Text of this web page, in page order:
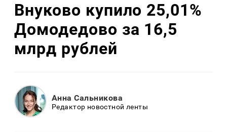
Внуково купило 25,01%
Домодедово за 16,5
млрд рублей
Анна Сальникова
Редактор новостной ленты